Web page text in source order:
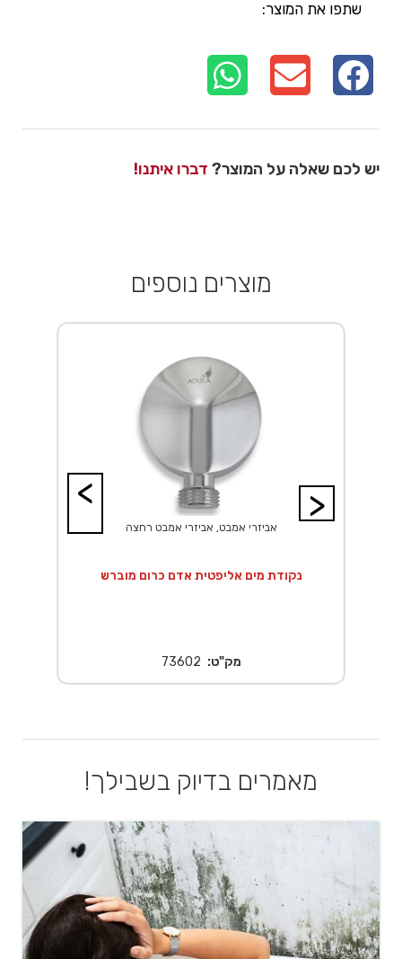
שתפו את המוצר:
יש לכם שאלה על המוצר? דברו איתנו!
מוצרים נוספים
>
אביזרי אמבט, אביזרי אמבט רחצה
נקודת מים אליפטית אדם כרום מוברש
מק"ט: 73602
<
מאמרים בדיוק בשבילך!